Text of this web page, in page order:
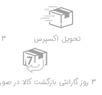
تحویل اکسپرس 3 روز گارانتی بازگشت وجه
3 روز گارانتی بازگشت کالا در صورت خرابی